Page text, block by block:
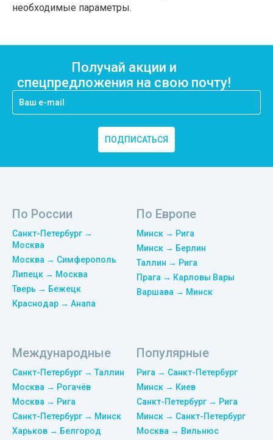
необходимые параметры.
Получай акции и
спецпредложения на свою почту!
ПОДПИСАТЬСЯ
По России
Санкт-Петербург →
Москва
Москва → Симферополь
Липецк → Москва
Тверь → Бежецк
Краснодар → Анапа
По Европе
Минск → Рига
Минск → Берлин
Таллин → Рига
Прага → Карловы Вары
Варшава → Минск
Международные
Санкт-Петербург → Таллин
Москва → Рогачёв
Москва → Рига
Санкт-Петербург → Минск
Харьков → Белгород
Популярные
Рига → Санкт-Петербург
Минск → Киев
Санкт-Петербург → Рига
Минск → Санкт-Петербург
Москва → Вильнюс